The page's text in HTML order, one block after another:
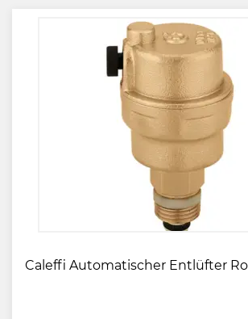
Caleffi Automatischer Entlüfter